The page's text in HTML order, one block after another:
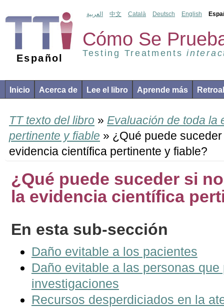
Español
Cómo Se
Testing Treatments
العربية 中文 Català Deutsch English
Inicio Acerca de Lee el libro Aprende más
TT texto del libro » Evaluación de toda la
pertinente y fiable » ¿Qué puede
evidencia científica pertinente y fiable?
¿Qué puede suceder si
la evidencia científica
En esta sub-sección
Daño evitable a los pacientes
Daño evitable a las personas
investigaciones
Recursos desperdiciados en la